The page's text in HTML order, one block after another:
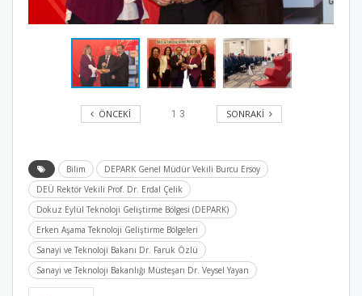
ÖNCEKI 1 3 SONRAKI
Bilim
DEPARK Genel Müdür Vekili Burcu Ersoy
DEÜ Rektör Vekili Prof. Dr. Erdal Çelik
Dokuz Eylül Teknoloji Geliştirme Bölgesi (DEPARK)
Erken Aşama Teknoloji Geliştirme Bölgeleri
Sanayi ve Teknoloji Bakanı Dr. Faruk Özlü
Sanayi ve Teknoloji Bakanlığı Müsteşarı Dr. Veysel Yayan